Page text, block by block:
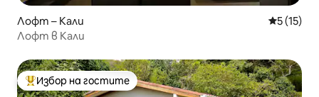
Лофт – Кали Средна
5 (15)
Лофт в Кали
Най-популярен избор на гостите
Избор на гостите